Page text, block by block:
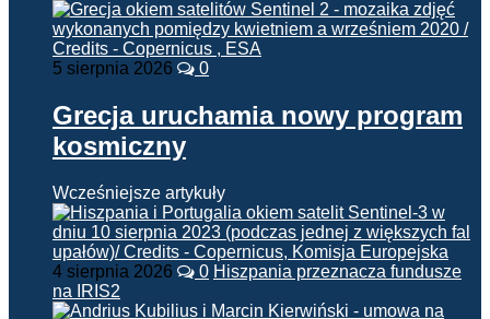
5 sierpnia 2026 0
Grecja uruchamia nowy program
kosmiczny
Wcześniejsze artykuły
4 sierpnia 2026 0 Hiszpania przeznacza fundusze
na IRIS2